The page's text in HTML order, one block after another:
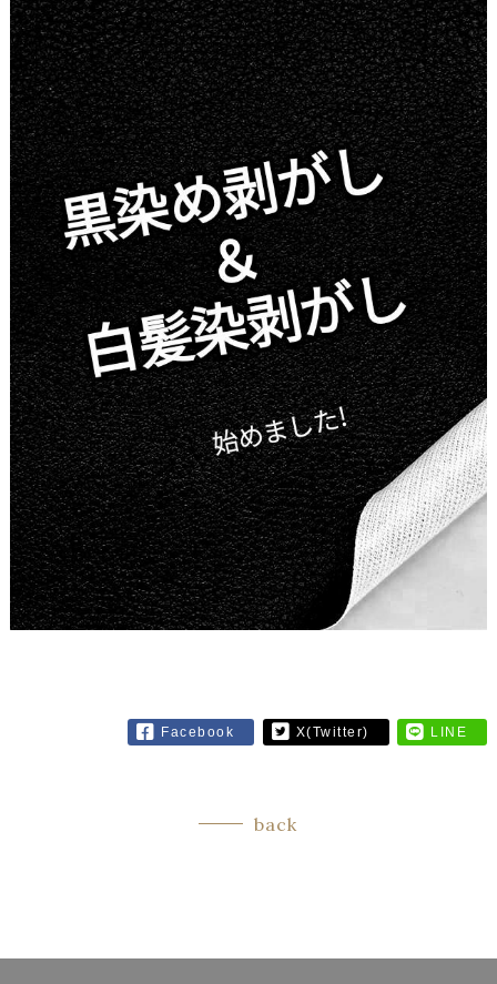
Facebook X(Twitter) LINE
back